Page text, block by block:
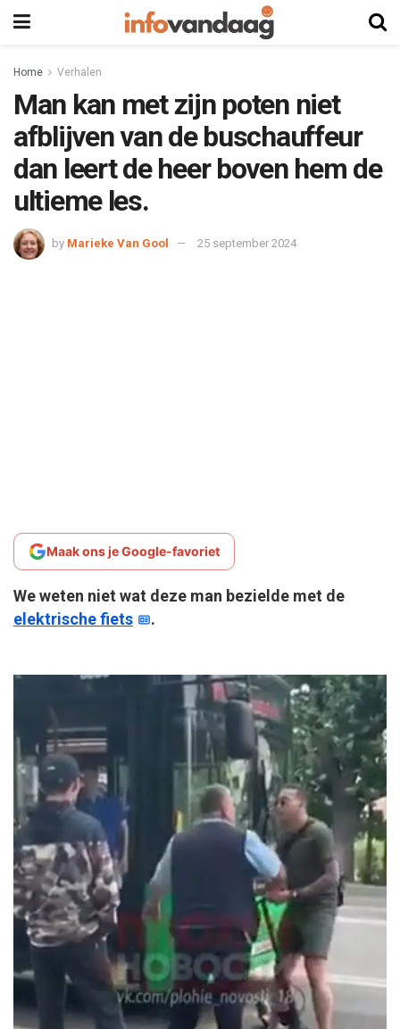
Home Verhalen
Man kan met zijn poten niet
afblijven van de buschauffeur
dan leert de heer boven hem de
ultieme les.
by Marieke Van Gool 25 september 2024
Maak ons je Google-favoriet
We weten niet wat deze man bezielde met de
elektrische fiets
.